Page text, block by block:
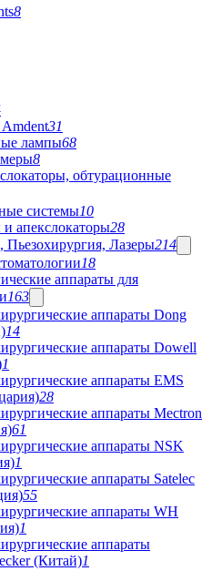
8
31
лампы68
8
обтурационные
системы10
апекслокаторы28
Лазеры214
18
аппараты для
163
аппараты Dong
14
аппараты Dowell
1
аппараты EMS
28
аппараты Mectron
61
аппараты NSK
1
аппараты Satelec
55
аппараты WH
1
аппараты
(Китай)1